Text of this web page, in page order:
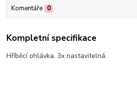
Komentáře 0
Kompletní specifikace
Hříběcí ohlávka, 3x nastavitelná.